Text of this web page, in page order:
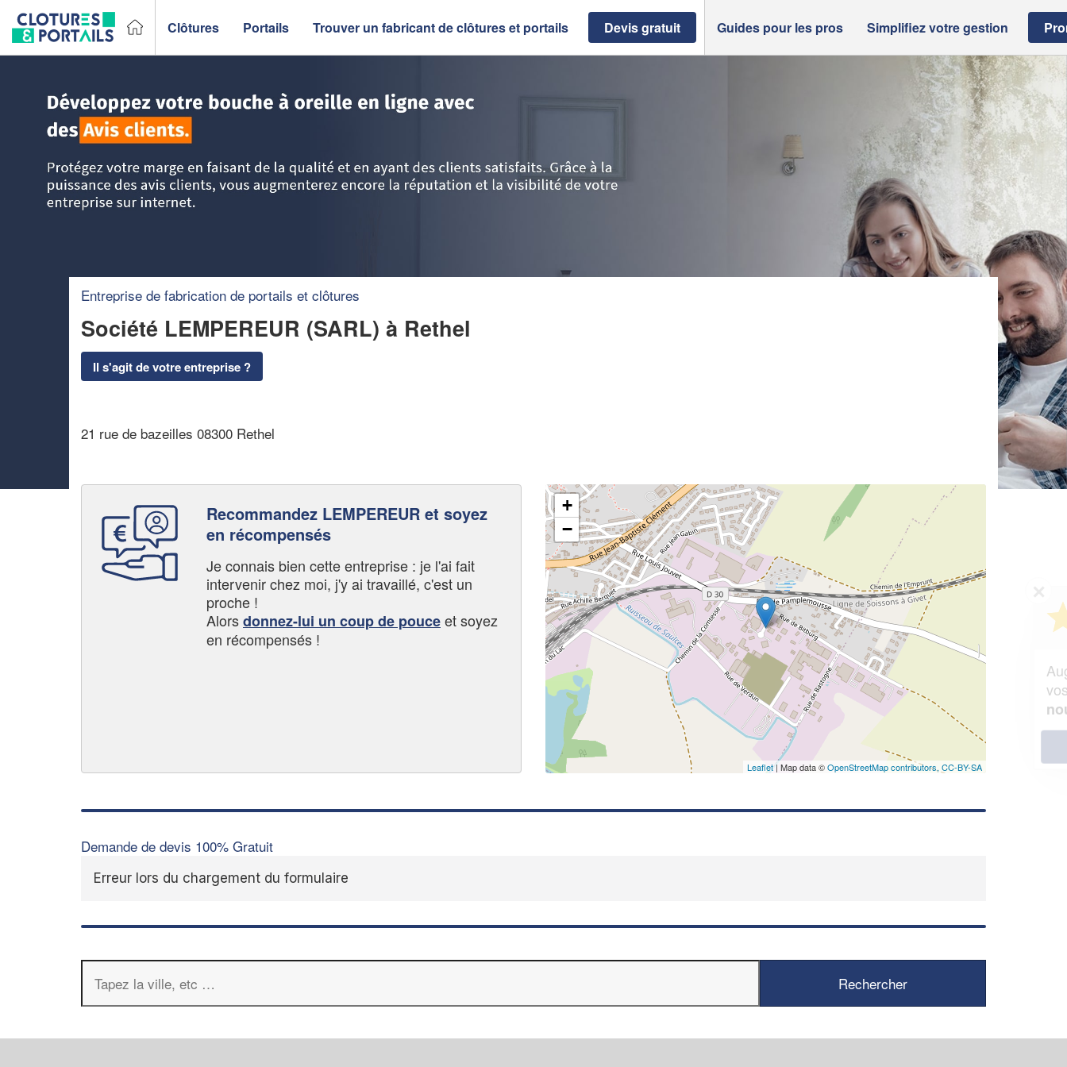
Clôtures Portails Trouver un fabricant de clôtures et portails Devis gratuit Guides pour les pros Simplifiez votre gestion
Entreprise de fabrication de portails et clôtures
Société LEMPEREUR (SARL) à Rethel
Il s'agit de votre entreprise ?
21 rue de bazeilles 08300 Rethel
Recommandez LEMPEREUR et soyez
en récompensés
Je connais bien cette entreprise : je l'ai fait
intervenir chez moi, j'y ai travaillé, c'est un
proche !
Alorsdonnez-lui un coup de pouceet soyez
en récompensés !
+
−
Leaflet| Map data ©OpenStreetMap contributors, CC-BY-SA
Demande de devis 100% Gratuit
Erreur lors du chargement du formulaire
✕
Vous êtes un
professionnel ?
Augmentez votre chiffre d'affaires
vosmargestout en gagnant de
nouveaux clients
!
En savoir plus